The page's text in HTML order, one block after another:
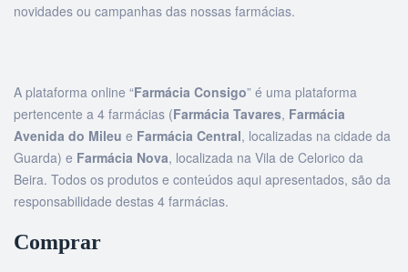
novidades ou campanhas das nossas farmácias.
A plataforma online “Farmácia Consigo” é uma plataforma
pertencente a 4 farmácias (Farmácia Tavares, Farmácia
Avenida do Mileu e Farmácia Central, localizadas na cidade da
Guarda) e Farmácia Nova, localizada na Vila de Celorico da
Beira. Todos os produtos e conteúdos aqui apresentados, são da
responsabilidade destas 4 farmácias.
Comprar